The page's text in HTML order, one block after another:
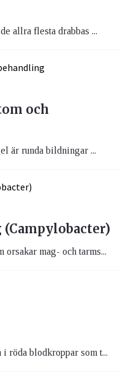
allra flesta drabbas ...
och
är runda bildningar ...
orsakar mag- och tarms...
röda blodkroppar som t...